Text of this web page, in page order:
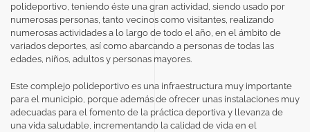
polideportivo, teniendo éste una gran actividad, siendo usado por
numerosas personas, tanto vecinos como visitantes, realizando
numerosas actividades a lo largo de todo el año, en el ámbito de
variados deportes, así como abarcando a personas de todas las
edades, niños, adultos y personas mayores.
Este complejo polideportivo es una infraestructura muy importante
para el municipio, porque además de ofrecer unas instalaciones muy
adecuadas para el fomento de la práctica deportiva y llevanza de
una vida saludable, incrementando la calidad de vida en el